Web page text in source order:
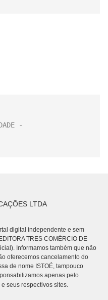
LTDA
digital independente e sem
TRES COMÉRCIO DE
Informamos também que não
oferecemos cancelamento do
de nome ISTOÉ, tampouco
apenas pelo
e seus respectivos sites.